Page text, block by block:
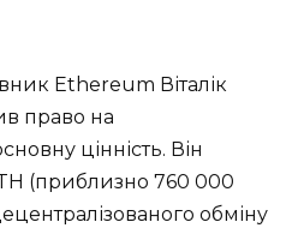
Ethereum Віталік
право на
цінність. Він
(приблизно 760 000
обміну